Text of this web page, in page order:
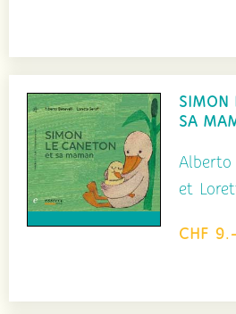
SIMON
SA
Alberto
et
CHF 9.-